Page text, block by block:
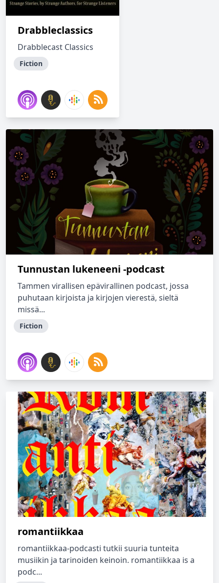
Drabbleclassics
Drabblecast Classics
Fiction
Tunnustan lukeneeni -podcast
Tammen virallisen epävirallinen podcast, jossa
puhutaan kirjoista ja kirjojen vierestä, sieltä
missä...
Fiction
romantiikkaa
romantiikkaa-podcasti tutkii suuria tunteita
musiikin ja tarinoiden keinoin. romantiikkaa is a
podc...